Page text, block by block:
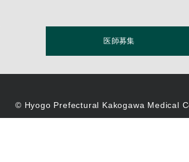
医師募集
© Hyogo Prefectural Kakogawa Medical